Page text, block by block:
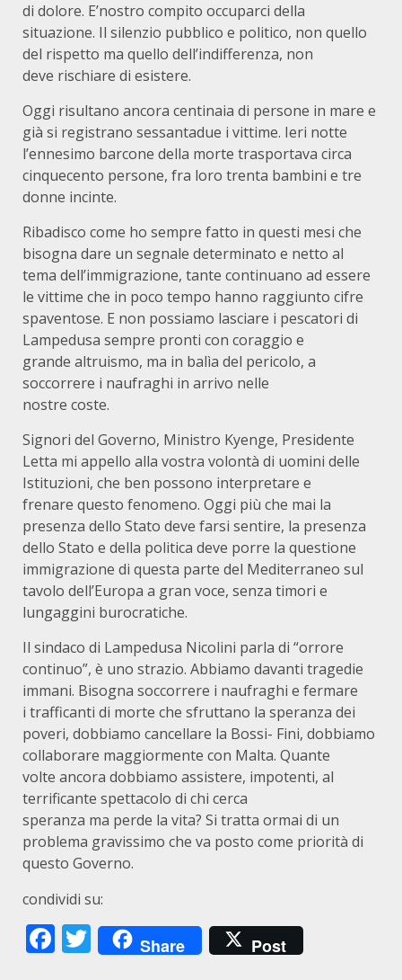
di dolore. E’nostro compito occuparci della
situazione. Il silenzio pubblico e politico, non quello
del rispetto ma quello dell’indifferenza, non
deve rischiare di esistere.
Oggi risultano ancora centinaia di persone in mare e
già si registrano sessantadue i vittime. Ieri notte
l’ennesimo barcone della morte trasportava circa
cinquecento persone, fra loro trenta bambini e tre
donne incinte.
Ribadisco come ho sempre fatto in questi mesi che
bisogna dare un segnale determinato e netto al
tema dell’immigrazione, tante continuano ad essere
le vittime che in poco tempo hanno raggiunto cifre
spaventose. E non possiamo lasciare i pescatori di
Lampedusa sempre pronti con coraggio e
grande altruismo, ma in balìa del pericolo, a
soccorrere i naufraghi in arrivo nelle
nostre coste.
Signori del Governo, Ministro Kyenge, Presidente
Letta mi appello alla vostra volontà di uomini delle
Istituzioni, che ben possono interpretare e
frenare questo fenomeno. Oggi più che mai la
presenza dello Stato deve farsi sentire, la presenza
dello Stato e della politica deve porre la questione
immigrazione di questa parte del Mediterraneo sul
tavolo dell’Europa a gran voce, senza timori e
lungaggini burocratiche.
Il sindaco di Lampedusa Nicolini parla di “orrore
continuo”, è uno strazio. Abbiamo davanti tragedie
immani. Bisogna soccorrere i naufraghi e fermare
i trafficanti di morte che sfruttano la speranza dei
poveri, dobbiamo cancellare la Bossi- Fini, dobbiamo
collaborare maggiormente con Malta. Quante
volte ancora dobbiamo assistere, impotenti, al
terrificante spettacolo di chi cerca
speranza ma perde la vita? Si tratta ormai di un
problema gravissimo che va posto come priorità di
questo Governo.
condividi su:
Facebook
Twitter
Share Post